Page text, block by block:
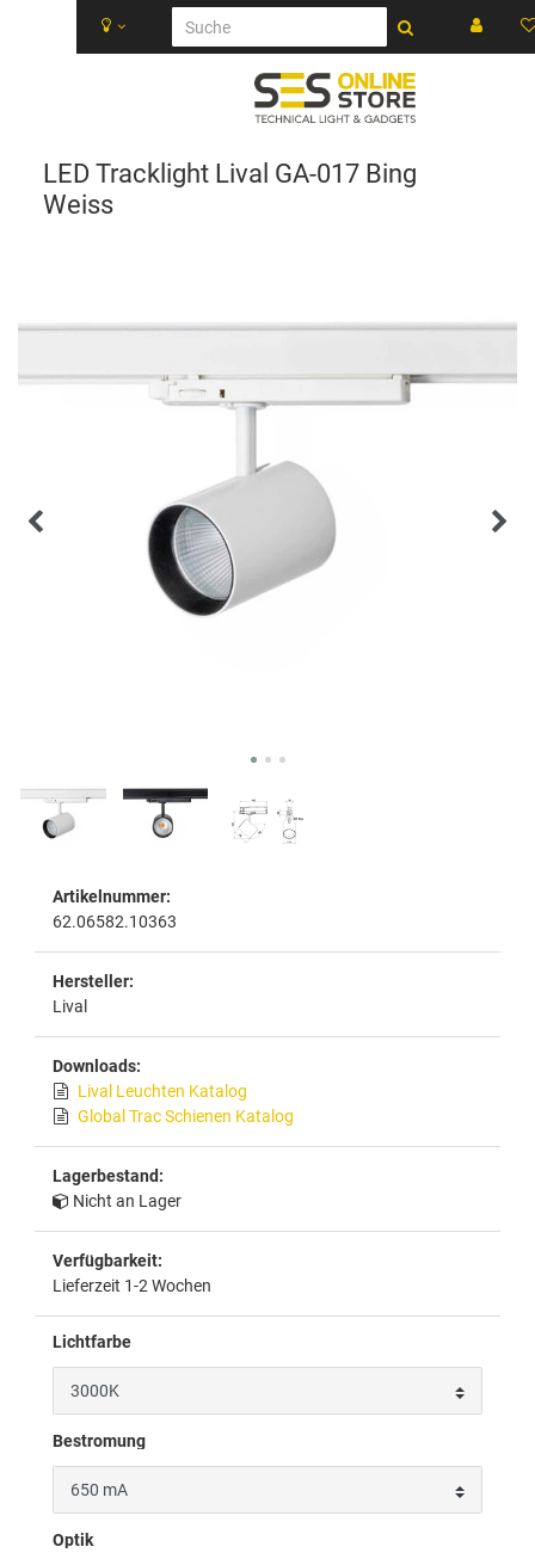
LED Tracklight Lival GA-017 Bing
Weiss
Artikelnummer:
62.06582.10363
Hersteller:
Lival
Downloads:
Lival Leuchten Katalog
Global Trac Schienen Katalog
Lagerbestand:
Nicht an Lager
Verfügbarkeit:
Lieferzeit 1-2 Wochen
Lichtfarbe
Bestromung
Optik